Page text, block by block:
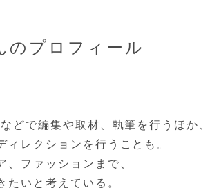
のプロフィール
どで編集や取材、執筆を行うほか、
ィレクションを行うことも。
、ファッションまで、
たいと考えている。